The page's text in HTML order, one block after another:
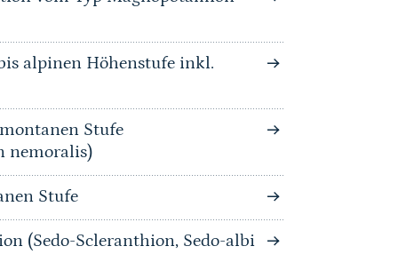
alpinen Höhenstufe inkl.
Stufe
nemoralis)
Stufe
(Sedo-Scleranthion, Sedo-albi